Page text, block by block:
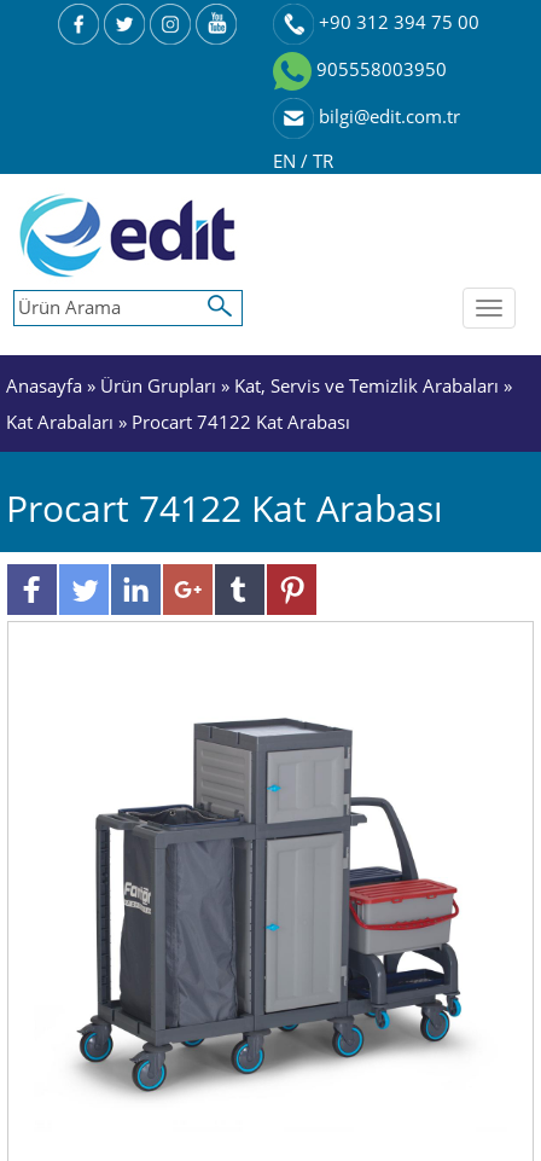
+90 312 394 75 00
905558003950
bilgi@edit.com.tr
EN / TR
Toggle
Anasayfa » Ürün Grupları » Kat, Servis ve Temizlik Arabaları »
Kat Arabaları » Procart 74122 Kat Arabası
Procart 74122 Kat Arabası